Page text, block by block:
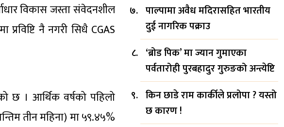
विकास जस्ता संवेदनशील
नै नगरी सिधै CGAS
छ । आर्थिक वर्षको पहिलो
तीन महिना) मा ५९.४५%
पाल्पामा अवैध मदिरासहित भारतीय
दुई नागरिक पक्राउ
‘ब्रोड पिक’ मा ज्यान गुमाएका
पर्वतारोही पुरबहादुर गुरुङको अन्त्येष्टि
किन छाडे राम कार्कीले प्रलोपा ? यस्तो
छ कारण !